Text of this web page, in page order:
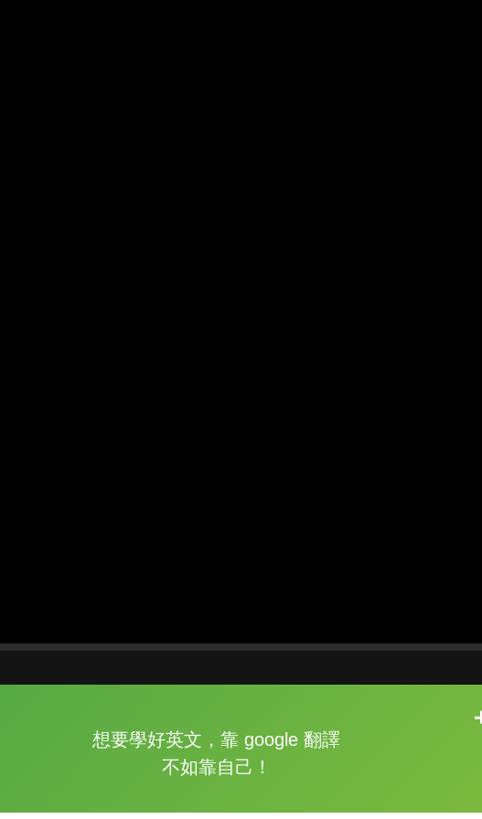
想要學好英文，靠 google 翻譯
不如靠自己！
的品牌故事